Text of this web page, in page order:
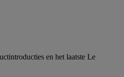
en het laatste Le